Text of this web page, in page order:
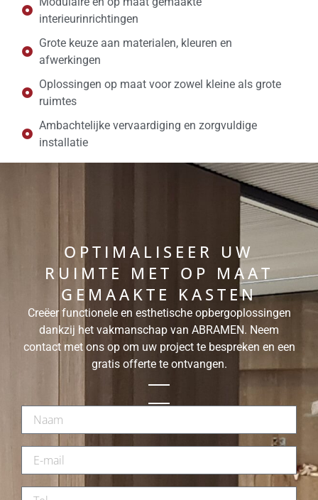
interieurinrichtingen
Grote keuze aan materialen, kleuren en
afwerkingen
Oplossingen op maat voor zowel kleine als grote
ruimtes
Ambachtelijke vervaardiging en zorgvuldige
installatie
OPTIMALISEER UW
RUIMTE MET OP MAAT
GEMAAKTE KASTEN
Creëer functionele en esthetische opbergoplossingen
dankzij het vakmanschap van ABRAMEN. Neem
contact met ons op om uw project te bespreken en een
gratis offerte te ontvangen.